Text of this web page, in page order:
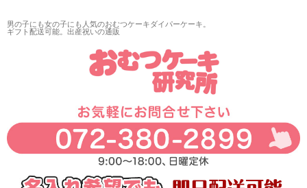
男の子にも女の子にも人気のおむつケーキダイパーケーキ。
ギフト配送可能。出産祝いの通販
翌日発送
◆
◆